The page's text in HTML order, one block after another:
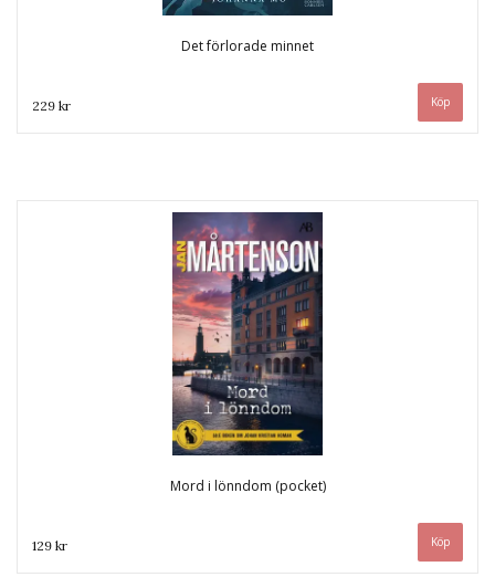
Det förlorade minnet
229 kr
Mord i lönndom (pocket)
129 kr